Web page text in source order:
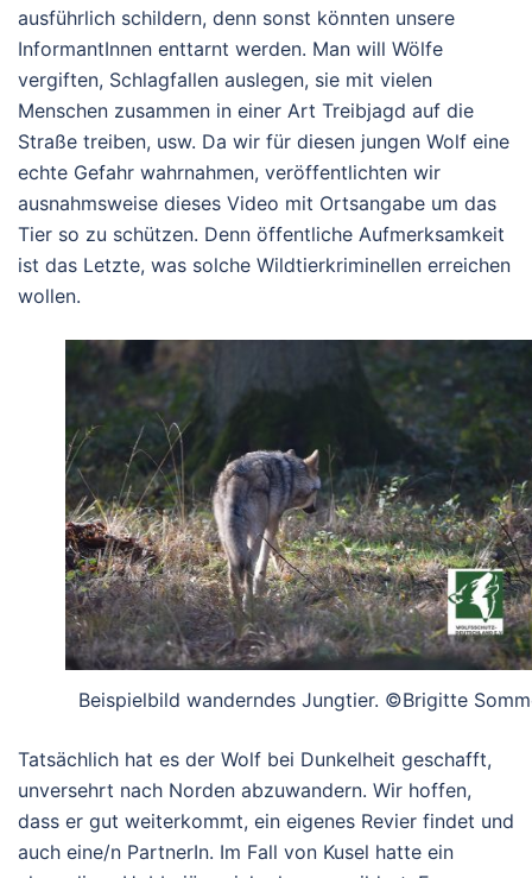
ausführlich schildern, denn sonst könnten unsere
InformantInnen enttarnt werden. Man will Wölfe
vergiften, Schlagfallen auslegen, sie mit vielen
Menschen zusammen in einer Art Treibjagd auf die
Straße treiben, usw. Da wir für diesen jungen Wolf eine
echte Gefahr wahrnahmen, veröffentlichten wir
ausnahmsweise dieses Video mit Ortsangabe um das
Tier so zu schützen. Denn öffentliche Aufmerksamkeit
ist das Letzte, was solche Wildtierkriminellen erreichen
wollen.
Beispielbild wanderndes Jungtier. ©Brigitte
Tatsächlich hat es der Wolf bei Dunkelheit geschafft,
unversehrt nach Norden abzuwandern. Wir hoffen,
dass er gut weiterkommt, ein eigenes Revier findet und
auch eine/n PartnerIn. Im Fall von Kusel hatte ein